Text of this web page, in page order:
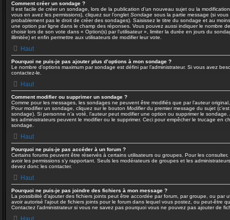
Comment créer un sondage ?
Il est facile de créer un sondage, lors de la publication d’un nouveau sujet ou la
vous en avez les permissions), cliquez sur l’onglet Sondage sous la partie message (si
probablement pas le droit de créer des sondages). Saisissez le titre du sondage et au
une option par ligne dans le champ des réponses. Vous pouvez aussi indiquer le nombre
choisir lors de son vote dans « Option(s) par l’utilisateur », limiter la durée en jours du
illimitée) et enfin permettre aux utilisateurs de modifier leur vote.
Haut
Pourquoi ne puis-je pas ajouter plus d’options à mon sondage ?
Le nombre d’options maximum par sondage est défini par l’administrateur. Si vous avez
contactez-le.
Haut
Comment modifier ou supprimer un sondage ?
Comme pour les messages, les sondages ne peuvent être modifiés que par l’auteur
Pour modifier un sondage, cliquez sur le bouton Modifierdu premier message du sujet
sondage). Si personne n’a voté, l’auteur peut modifier une option ou supprimer le
les administrateurs peuvent le modifier ou le supprimer. Ceci pour empêcher le trucage en
sondage.
Haut
Pourquoi ne puis-je pas accéder à un forum ?
Certains forums peuvent être réservés à certains utilisateurs ou groupes. Pour les
avoir les permissions s’y rapportant. Seuls les modérateurs de groupes et les
devez donc les contacter.
Haut
Pourquoi ne puis-je pas joindre des fichiers à mon message ?
La possibilité d’ajouter des fichiers joints peut être accordée par forum, par groupe, ou par
avoir autorisé l’ajout de fichiers joints pour le forum dans lequel vous postez, ou peut-être
Contactez l’administrateur si vous ne savez pas pourquoi vous ne pouvez pas ajouter de